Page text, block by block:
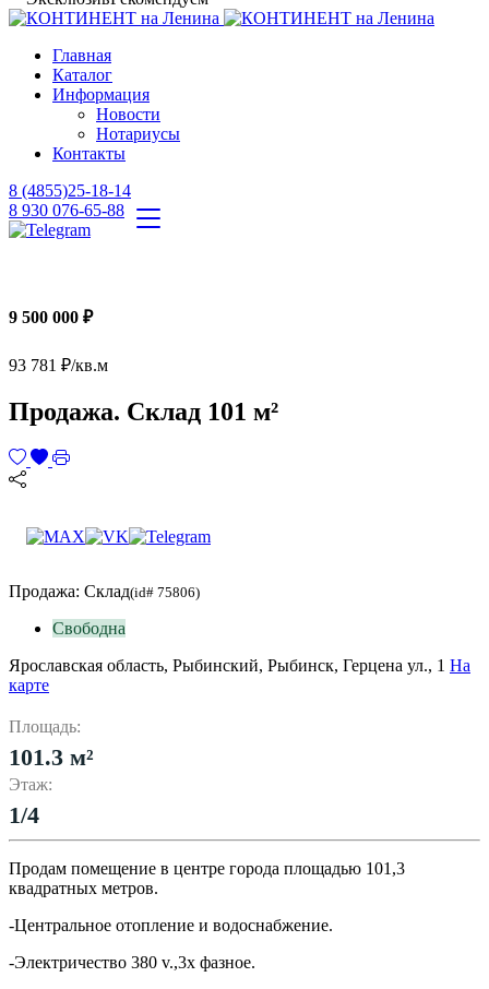
Главная
Каталог
Информация
Новости
Нотариусы
Контакты
8 (4855)25-18-14
8 930 076-65-88
9 500 000 ₽
93 781 ₽/кв.м
Продажа. Склад 101 м²
Продажа: Склад(id# 75806)
Свободна
Ярославская область, Рыбинский, Рыбинск, Герцена ул., 1 На
карте
Площадь:
101.3 м²
Этаж:
1/4
Продам помещение в центре города площадью 101,3
квадратных метров.
-Центральное отопление и водоснабжение.
-Электричество 380 v.,3х фазное.